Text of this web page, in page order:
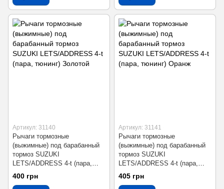
Артикул: 31140
Рычаги тормозные
(выжимные) под барабанный
тормоз SUZUKI
LETS/ADDRESS 4-t (пара,
тюнинг) Золотой
400 грн
Артикул: 31141
Рычаги тормозные
(выжимные) под барабанный
тормоз SUZUKI
LETS/ADDRESS 4-t (пара,
тюнинг) Оранж
405 грн